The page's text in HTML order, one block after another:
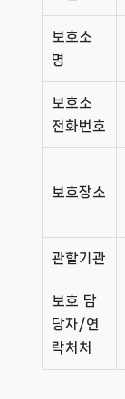
보호소
명
보호소
전화번호
보호장소
관할기관
보호 담
당자/연
락처처